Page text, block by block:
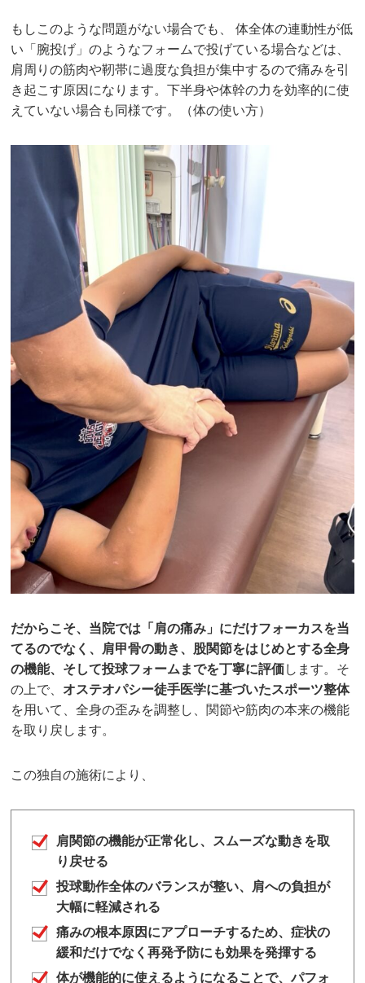
もしこのような問題がない場合でも、 体全体の連動性が低
い「腕投げ」のようなフォームで投げている場合などは、
肩周りの筋肉や靭帯に過度な負担が集中するので痛みを引
き起こす原因になります。下半身や体幹の力を効率的に使
えていない場合も同様です。（体の使い方）
だからこそ、当院では「肩の痛み」にだけフォーカスを当
てるのでなく、肩甲骨の動き、股関節をはじめとする全身
の機能、そして投球フォームまでを丁寧に評価します。そ
の上で、 オステオパシー徒手医学に基づいたスポーツ整体
を用いて、全身の歪みを調整し、関節や筋肉の本来の機能
を取り戻します。
この独自の施術により、
肩関節の機能が正常化し、スムーズな動きを取
り戻せる
投球動作全体のバランスが整い、肩への負担が
大幅に軽減される
痛みの根本原因にアプローチするため、症状の
緩和だけでなく再発予防にも効果を発揮する
体が機能的に使えるようになることで、パフォ